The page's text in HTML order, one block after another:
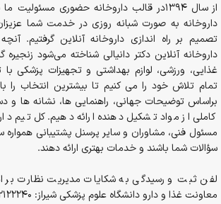
تصمیم بر راه اندازی داروخانه آنلاین گرفتیم.
داروخانه آنلاین دکتر دانیالی شناخته می‌شود
غذایی، ورزشی، لوازم بهداشتی و تجهیزات پزشکی با
تمام تلاش خود را می کنیم تا بیشترین انتخاب
براساس توضیحات جهانی، راهنمایی ها، نشانه ها و
کاملی از مواد تشکیل دهنده ارائه دهیم. کل تیم
مسئول فنی، مشاوران و سایر پرسنل پشتیبانی
سؤالات شما باشند و خدمات بهتری ارائه دهند.
لفن ثبت و رسیدگی به شکایات مدیریت نظارت بر
معاونت غذا و دارو دانشگاه علوم پزشکی شیراز: 0712122240 و 1819